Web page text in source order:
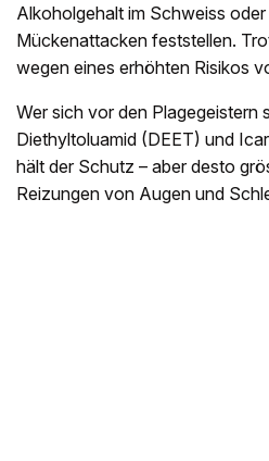
Alkoholgehalt im Schweiss
Mückenattacken feststellen.
wegen eines erhöhten Risikos
Wer sich vor den
Diethyltoluamid (DEET) und
hält der Schutz – aber desto
Reizungen von Augen und